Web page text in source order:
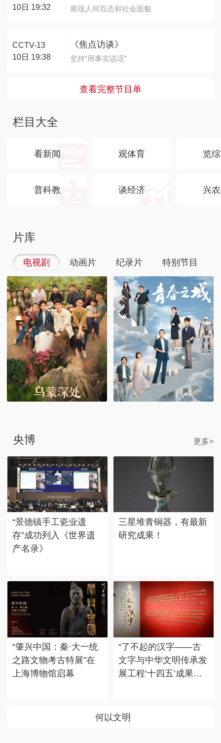
10日 19:32
展现人间百态和社会面貌
CCTV-13
10日 19:38
《焦点访谈》
坚持“用事实说话”
查看完整节目单
栏目大全
看新闻 观体育 览
普科教 谈经济 兴
片库
电视剧 动画片 纪录片 特别节目
央博 更多>
“景德镇手工瓷业遗
存”成功列入《世界遗
产名录》
三星堆青铜器，有最新
研究成果！
“肇兴中国：秦·大一统
之路文物考古特展”在
上海博物馆启幕
“了不起的汉字——古
文字与中华文明传承发
展工程‘十四五’成果
何以文明